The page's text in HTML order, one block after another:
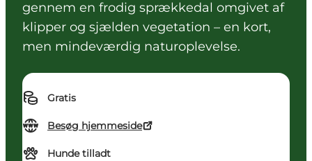
gennem en frodig sprækkedal omgivet af
klipper og sjælden vegetation – en kort,
men mindeværdig naturoplevelse.
Gratis
Besøg hjemmeside
Hunde tilladt